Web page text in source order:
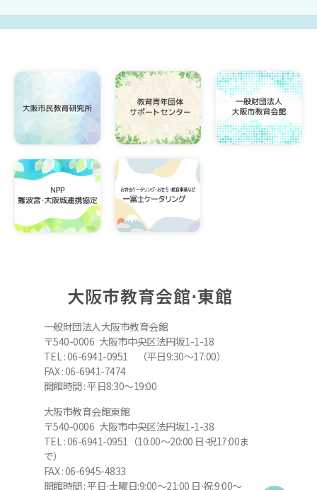
大阪市教育会館⋅東館
一般財団法人大阪市教育会館
〒540-0006 大阪市中央区法円坂1-1-18
TEL : 06-6941-0951 （平日9:30～17:00）
FAX : 06-6941-7474
開館時間 : 平日8:30～19:00
大阪市教育会館東館
〒540-0006 大阪市中央区法円坂1-1-38
TEL : 06-6941-0951（10:00～20:00 日⋅祝17:00ま
で）
FAX : 06-6945-4833
開館時間 : 平日⋅土曜日:9:00～21:00 日⋅祝:9:00～